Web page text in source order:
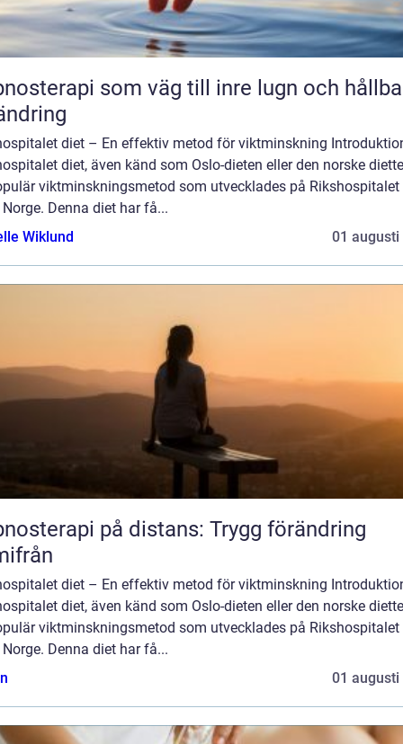
som väg till inre lugn och
diet – En effektiv metod för viktminskning
diet, även känd som Oslo-dieten eller den norske
viktminskningsmetod som utvecklades på Rikshospitalet
Norge. Denna diet har få...
Wiklund
01 augusti
på distans: Trygg förändring
diet – En effektiv metod för viktminskning
diet, även känd som Oslo-dieten eller den norske
viktminskningsmetod som utvecklades på Rikshospitalet
Norge. Denna diet har få...
01 augusti